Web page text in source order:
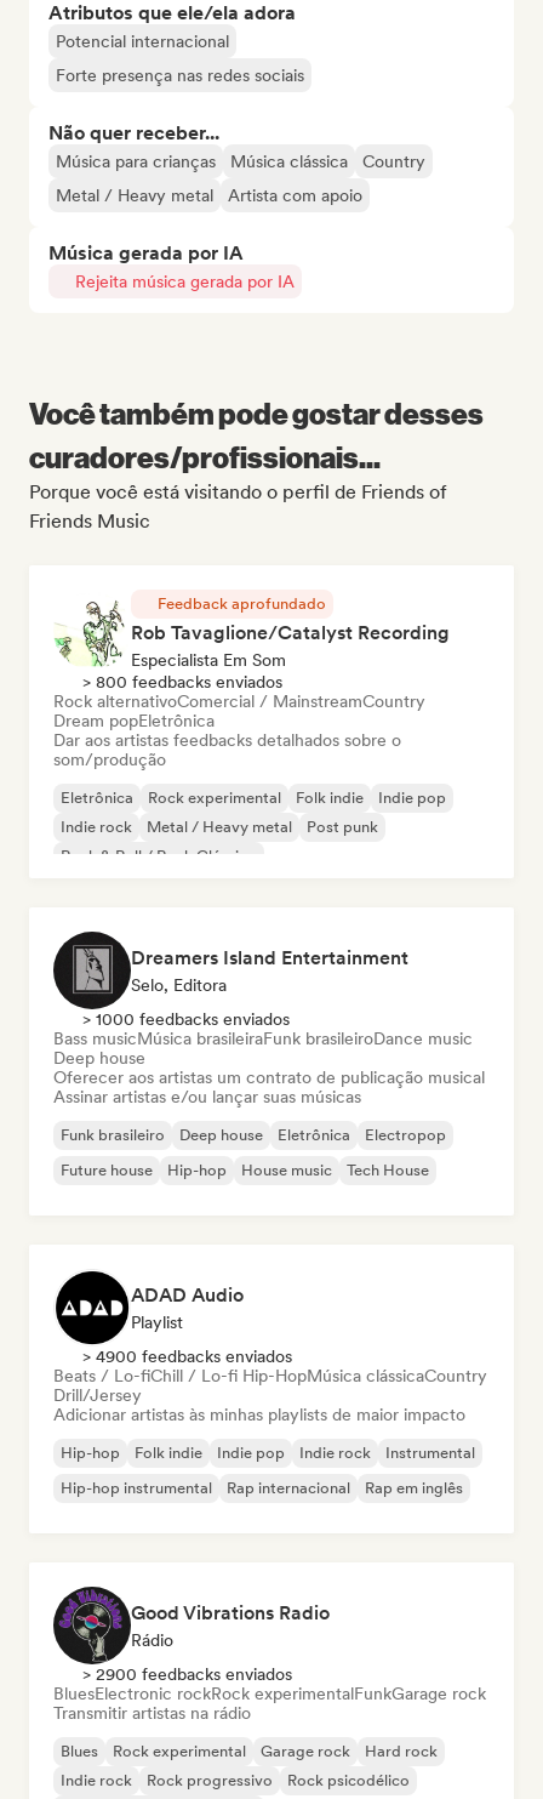
Atributos que ele/ela adora
Potencial internacional
Forte presença nas redes sociais
Não quer receber...
Música para crianças Música clássica
Country
Metal / Heavy metal
Artista com apoio
Música gerada por IA
Rejeita música gerada por IA
Você também pode gostar desses
curadores/profissionais...
Porque você está visitando o perfil de Friends of
Friends Music
Feedback aprofundado
Rob Tavaglione/Catalyst Recording
Especialista Em Som
> 800 feedbacks enviados
Rock alternativoComercial / MainstreamCountry
Dream popEletrônica
Dar aos artistas feedbacks detalhados sobre o
som/produção
Eletrônica Rock experimental Folk indie
Indie pop
Indie rock
Metal / Heavy metal
Post punk
Rock & Roll / Rock Clássico
Dreamers Island Entertainment
Selo, Editora
> 1000 feedbacks enviados
Bass musicMúsica brasileiraFunk brasileiroDance music
Deep house
Oferecer aos artistas um contrato de publicação musical
Assinar artistas e/ou lançar suas músicas
Funk brasileiro Deep house Eletrônica
Electropop
Future house
Hip-hop House music Tech House
ADAD Audio
Playlist
> 4900 feedbacks enviados
Beats / Lo-fiChill / Lo-fi Hip-HopMúsica clássicaCountry
Drill/Jersey
Adicionar artistas às minhas playlists de maior impacto
Hip-hop Folk indie Indie pop Indie rock
Instrumental
Hip-hop instrumental
Rap internacional Rap em inglês
Good Vibrations Radio
Rádio
> 2900 feedbacks enviados
BluesElectronic rockRock experimentalFunkGarage rock
Transmitir artistas na rádio
Blues Rock experimental Garage rock
Hard rock
Indie rock
Rock progressivo
Rock psicodélico